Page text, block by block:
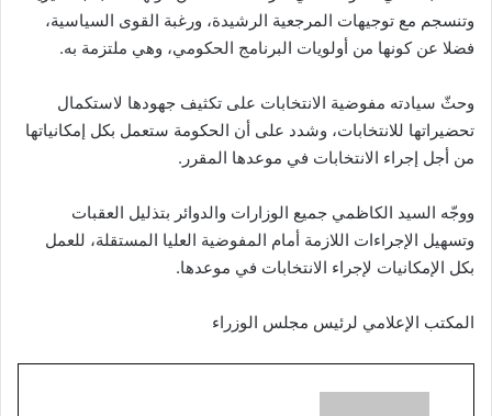
وتنسجم مع توجيهات المرجعية الرشيدة، ورغبة القوى السياسية،
فضلا عن كونها من أولويات البرنامج الحكومي، وهي ملتزمة به.
وحثّ سيادته مفوضية الانتخابات على تكثيف جهودها لاستكمال
تحضيراتها للانتخابات، وشدد على أن الحكومة ستعمل بكل إمكانياتها
من أجل إجراء الانتخابات في موعدها المقرر.
ووجّه السيد الكاظمي جميع الوزارات والدوائر بتذليل العقبات
وتسهيل الإجراءات اللازمة أمام المفوضية العليا المستقلة، للعمل
بكل الإمكانيات لإجراء الانتخابات في موعدها.
المكتب الإعلامي لرئيس مجلس الوزراء